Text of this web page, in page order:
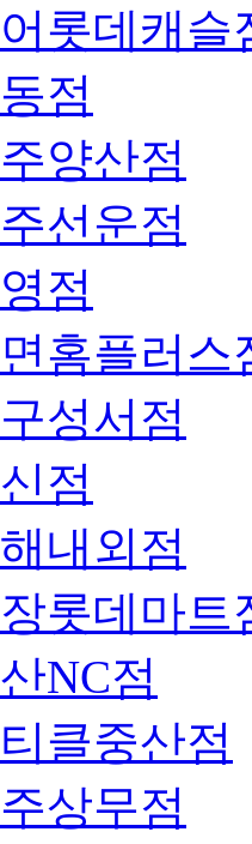
롯데캐슬
점
양산점
선운점
점
홈플러스
성서점
점
내외점
롯데마트
NC점
클중산점
상무점